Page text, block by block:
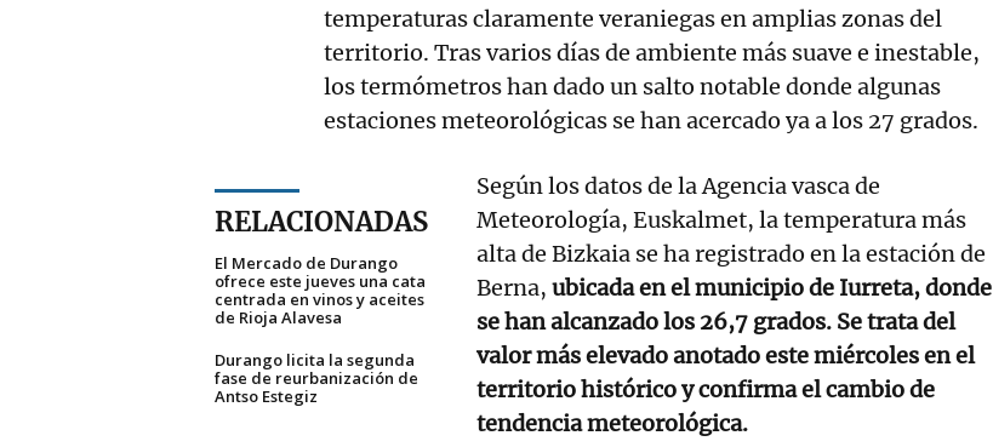
temperaturas claramente veraniegas en amplias zonas del
territorio. Tras varios días de ambiente más suave e inestable,
los termómetros han dado un salto notable donde algunas
estaciones meteorológicas se han acercado ya a los 27 grados.
RELACIONADAS
El Mercado de Durango
ofrece este jueves una cata
centrada en vinos y aceites
de Rioja Alavesa
Durango licita la segunda
fase de reurbanización de
Antso Estegiz
Según los datos de la Agencia vasca de
Meteorología, Euskalmet, la temperatura más
alta de Bizkaia se ha registrado en la estación de
Berna,ubicada en el municipio de Iurreta, donde
se han alcanzado los 26,7 grados. Se trata del
valor más elevado anotado este miércoles en el
territorio histórico y confirma el cambio de
tendencia meteorológica.